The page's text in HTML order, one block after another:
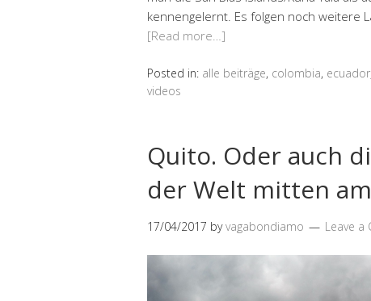
kennengelernt. Es folgen noch weitere
[Read more…]
Posted in: alle beiträge, colombia, ecuador
videos
Quito. Oder auch
der Welt mitten
17/04/2017 byvagabondiamo Leave a